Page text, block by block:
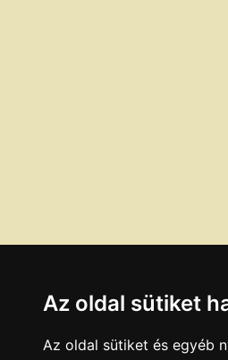
Az oldal sütiket
Az oldal sütiket és egyéb